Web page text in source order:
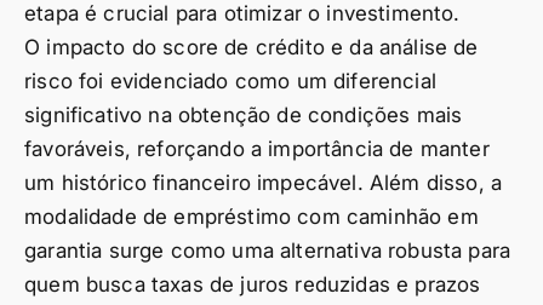
etapa é crucial para otimizar o investimento.
O impacto do score de crédito e da análise de
risco foi evidenciado como um diferencial
significativo na obtenção de condições mais
favoráveis, reforçando a importância de manter
um histórico financeiro impecável. Além disso, a
modalidade de empréstimo com caminhão em
garantia surge como uma alternativa robusta para
quem busca taxas de juros reduzidas e prazos